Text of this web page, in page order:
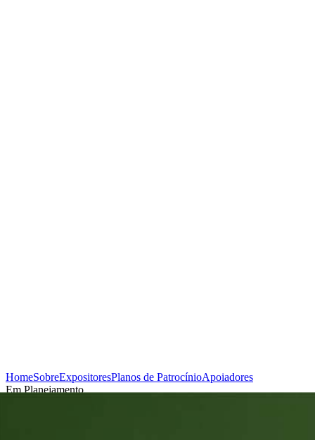
HomeSobreExpositoresPlanos de PatrocínioApoiadores
Em Planejamento